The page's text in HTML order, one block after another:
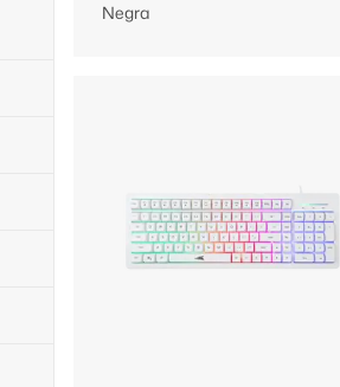
Negra